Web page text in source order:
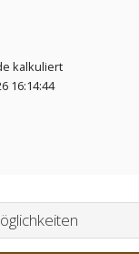
kalkuliert
16:14:44